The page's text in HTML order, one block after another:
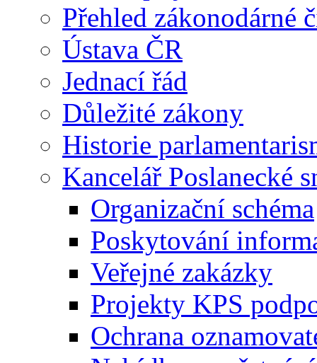
Přehled zákonodárné
Ústava ČR
Jednací řád
Důležité zákony
Historie
Kancelář Poslanecké
Organizační schéma
Poskytování
Veřejné zakázky
Projekty KPS
Ochrana